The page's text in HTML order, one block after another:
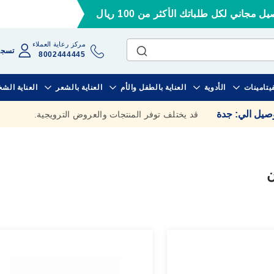
مجاني لكل طلباتك الأكثر من 100 ريال
مركز رعاية العملاء
8002444445
الأدوية العناية بالطفل والأم العناية بالشعر العناية
الي: جدة قد يختلف توفر المنتجات والعروض الترويجية.